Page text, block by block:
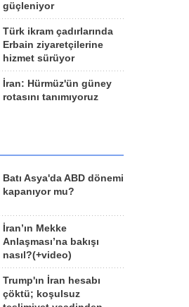
güçleniyor
Türk ikram çadırlarında
Erbain ziyaretçilerine
hizmet sürüyor
İran: Hürmüz'ün güney
rotasını tanımıyoruz
Batı Asya'da ABD dönemi
kapanıyor mu?
İran’ın Mekke
Anlaşması’na bakışı
nasıl?(+video)
Trump'ın İran hesabı
çöktü; koşulsuz